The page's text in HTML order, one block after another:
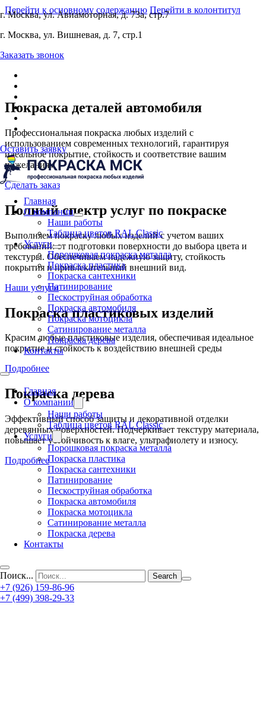
Перейти к основному содержанию Перейти в колонтитул
г. Москва, ул. Авиамоторная, д. 73а, стр.7
г. Москва, ул. Вишневая, д. 7, стр.1
Заказать звонок
Оставить заявку
Главная
О компании
Наши работы
Таблица цветов RAL Classic
Услуги
Порошковая покраска металла
Покраска пластика
Покраска сантехники
Патинирование
Пескоструйная обработка
Покраска автомобиля
Покраска мотоцикла
Сатинирование металла
Покраска дерева
Контакты
Главная
О компании
Наши работы
Таблица цветов RAL Classic
Услуги
Порошковая покраска металла
Покраска пластика
Покраска сантехники
Патинирование
Пескоструйная обработка
Покраска автомобиля
Покраска мотоцикла
Сатинирование металла
Покраска дерева
Контакты
Поиск...
+7 (926) 159-86-96
+7 (499) 398-29-33
Покраска деталей автомобиля
Профессиональная покраска любых изделий с
использованием современных технологий, гарантируя
идеальное покрытие, стойкость и соответствие вашим
пожеланиям
Сделать заказ
Полный спектр услуг по покраске
Выполняем покраску любых изделий с учетом ваших
требований: от подготовки поверхности до выбора цвета и
текстуры. Обеспечиваем надежную защиту, стойкость
покрытия и привлекательный внешний вид.
Наши услуги
Покраска пластиковых изделий
Красим любые пластиковые изделия, обеспечивая идеальное
покрытие и стойкость к воздействию внешней среды
Подробнее
Покраска дерева
Эффективный способ защиты и декоративной отделки
деревянных поверхностей. Подчеркивает текстуру материала,
повышает устойчивость к влаге, ультрафиолету и износу.
Подробнее